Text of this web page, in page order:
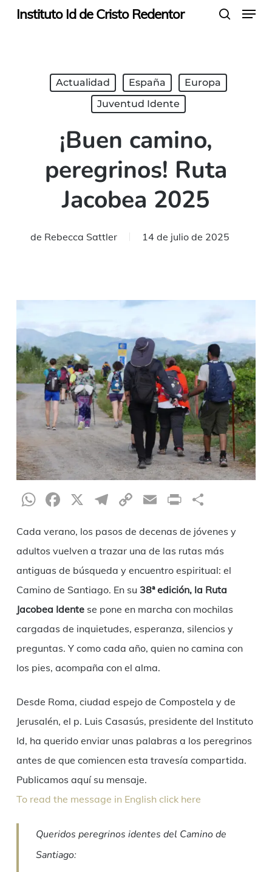
SkipInstituto Id de Cristo Redentor Menu
Actualidad España
Europa
Juventud Idente
¡Buen camino,
peregrinos! Ruta
Jacobea 2025
de Rebecca Sattler 14 de julio de 2025
WhatsApp
Facebook
X Telegram
CopyEmailPrint
Cada verano, los pasos de decenas de jóvenes y
adultos vuelven a trazar una de las rutas más
antiguas de búsqueda y encuentro espiritual: el
Camino de Santiago. En su 38ª edición, la Ruta
Jacobea Identese pone en marcha con mochilas
cargadas de inquietudes, esperanza, silencios y
preguntas. Y como cada año, quien no camina con
los pies, acompaña con el alma.
Desde Roma, ciudad espejo de Compostela y de
Jerusalén, el p. Luis Casasús, presidente del Instituto
Id, ha querido enviar unas palabras a los peregrinos
antes de que comiencen esta travesía compartida.
Publicamos aquí su mensaje.
To read the message in English click here
Queridos peregrinos identes del Camino de
Santiago: